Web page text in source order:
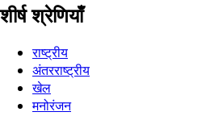
शीर्ष श्रेणियाँ
राष्ट्रीय
अंतरराष्ट्रीय
खेल
मनोरंजन